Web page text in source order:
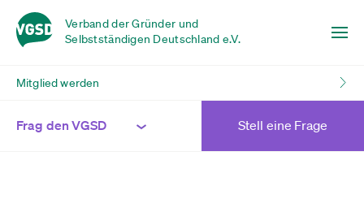
Verband der Gründer und
Selbstständigen Deutschland e.V.
Mitglied werden
Frag den VGSD Stell eine Frage